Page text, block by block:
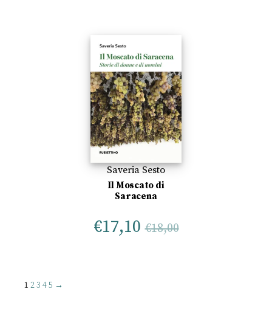
Saveria Sesto
Il Moscato di
Saracena
€17,10 €18,00
1 23 45 →